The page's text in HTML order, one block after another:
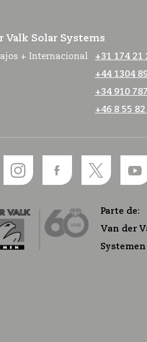
Valk Solar Systems
+ Internacional
+31 174 21
+44 1304
+34 910
+46 8 55 82
Parte de:
Van der
Systemen